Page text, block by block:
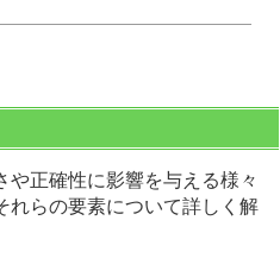
や正確性に影響を与える様々
れらの要素について詳しく解